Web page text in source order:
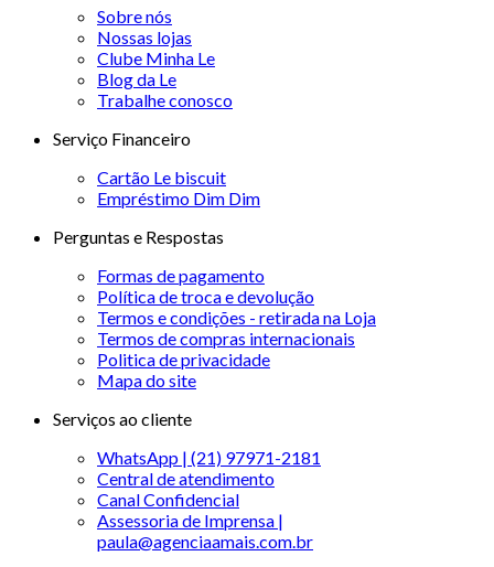
Sobre nós
Nossas lojas
Clube Minha Le
Blog da Le
Trabalhe conosco
Serviço Financeiro
Cartão Le biscuit
Empréstimo Dim Dim
Perguntas e Respostas
Formas de pagamento
Política de troca e devolução
Termos e condições - retirada na Loja
Termos de compras internacionais
Politica de privacidade
Mapa do site
Serviços ao cliente
WhatsApp | (21) 97971-2181
Central de atendimento
Canal Confidencial
Assessoria de Imprensa |
paula@agenciaamais.com.br